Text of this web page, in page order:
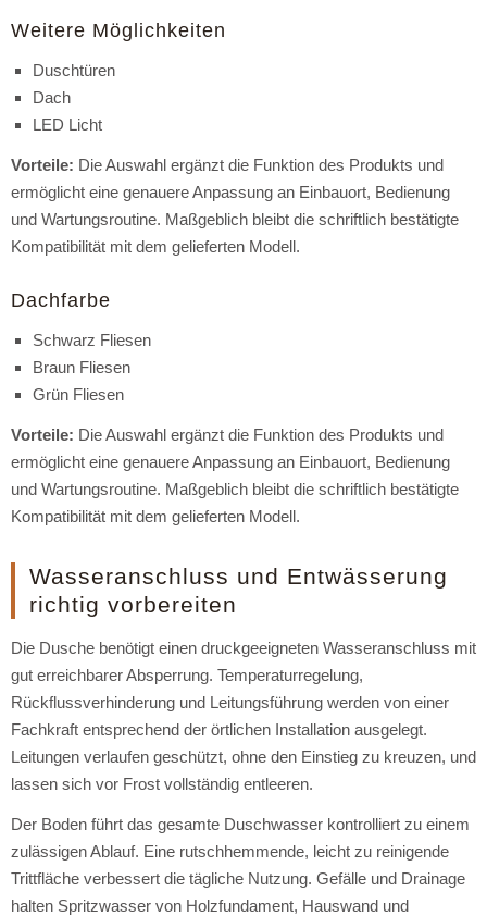
Weitere Möglichkeiten
Duschtüren
Dach
LED Licht
Vorteile: Die Auswahl ergänzt die Funktion des Produkts und
ermöglicht eine genauere Anpassung an Einbauort, Bedienung
und Wartungsroutine. Maßgeblich bleibt die schriftlich bestätigte
Kompatibilität mit dem gelieferten Modell.
Dachfarbe
Schwarz Fliesen
Braun Fliesen
Grün Fliesen
Vorteile: Die Auswahl ergänzt die Funktion des Produkts und
ermöglicht eine genauere Anpassung an Einbauort, Bedienung
und Wartungsroutine. Maßgeblich bleibt die schriftlich bestätigte
Kompatibilität mit dem gelieferten Modell.
Wasseranschluss und Entwässerung
richtig vorbereiten
Die Dusche benötigt einen druckgeeigneten Wasseranschluss mit
gut erreichbarer Absperrung. Temperaturregelung,
Rückflussverhinderung und Leitungsführung werden von einer
Fachkraft entsprechend der örtlichen Installation ausgelegt.
Leitungen verlaufen geschützt, ohne den Einstieg zu kreuzen, und
lassen sich vor Frost vollständig entleeren.
Der Boden führt das gesamte Duschwasser kontrolliert zu einem
zulässigen Ablauf. Eine rutschhemmende, leicht zu reinigende
Trittfläche verbessert die tägliche Nutzung. Gefälle und Drainage
halten Spritzwasser von Holzfundament, Hauswand und